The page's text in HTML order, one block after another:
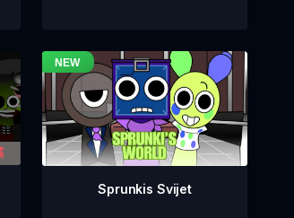
Sprunkis Svijet